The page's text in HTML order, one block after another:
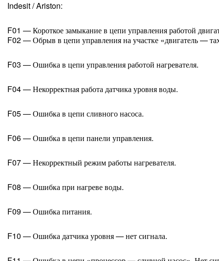
Indesit / Ariston:
F01 — Короткое замыкание в цепи управления работой
F02 — Обрыв в цепи управления на участке «двигатель —
F03 — Ошибка в цепи управления работой нагревателя.
F04 — Некорректная работа датчика уровня воды.
F05 — Ошибка в цепи сливного насоса.
F06 — Ошибка в цепи панели управления.
F07 — Некорректный режим работы нагревателя.
F08 — Ошибка при нагреве воды.
F09 — Ошибка питания.
F10 — Ошибка датчика уровня — нет сигнала.